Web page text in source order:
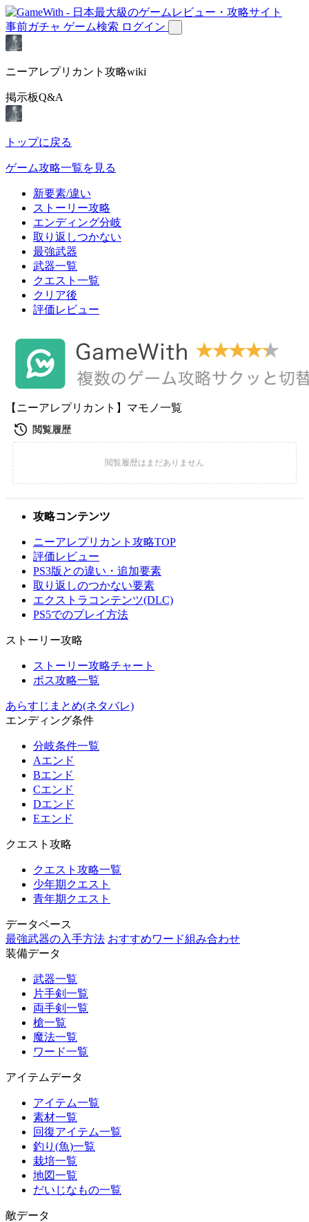
事前ガチャ ゲーム検索 ログイン
ニーアレプリカント攻略wiki
掲示板Q&A
トップに戻る
ゲーム攻略一覧を見る
新要素/違い
ストーリー攻略
エンディング分岐
取り返しつかない
最強武器
武器一覧
クエスト一覧
クリア後
評価レビュー
【ニーアレプリカント】マモノ一覧
攻略コンテンツ
ニーアレプリカント攻略TOP
評価レビュー
PS3版との違い・追加要素
取り返しのつかない要素
エクストラコンテンツ(DLC)
PS5でのプレイ方法
ストーリー攻略
ストーリー攻略チャート
ボス攻略一覧
あらすじまとめ(ネタバレ)
エンディング条件
分岐条件一覧
Aエンド
Bエンド
Cエンド
Dエンド
Eエンド
クエスト攻略
クエスト攻略一覧
少年期クエスト
青年期クエスト
データベース
最強武器の入手方法 おすすめワード組み合わせ
装備データ
武器一覧
片手剣一覧
両手剣一覧
槍一覧
魔法一覧
ワード一覧
アイテムデータ
アイテム一覧
素材一覧
回復アイテム一覧
釣り(魚)一覧
栽培一覧
地図一覧
だいじなもの一覧
敵データ